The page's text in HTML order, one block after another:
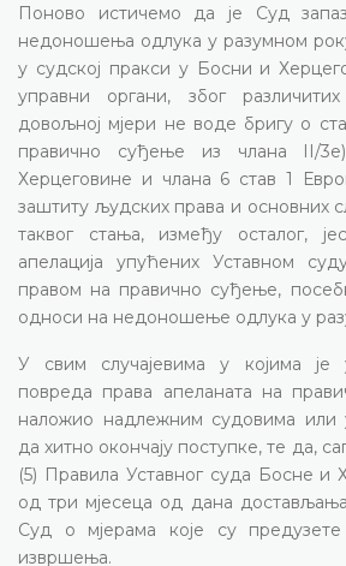
Поново истичемо да је Суд
недоношења одлука у разумном
у судској пракси у Босни и
управни органи, због
довољној мјери не воде бригу о
правично суђење из члана II/
Херцеговине и члана 6 став 1
заштиту људских права и основних
таквог стања, између осталог,
апелација упућених Уставном
правом на правично суђење,
односи на недоношење одлука у
У свим случајевима у којима је
повреда права апеланата на
наложио надлежним судовима или
да хитно окончају поступке, те да,
(5) Правила Уставног суда Босне и
од три мјесеца од дана
Суд о мјерама које су
извршења.